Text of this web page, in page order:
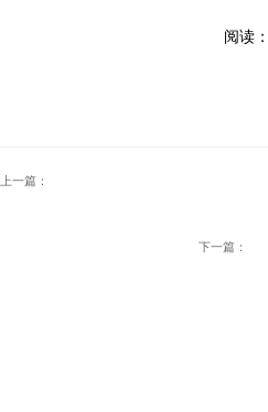
阅读：
上一篇：
下一篇：